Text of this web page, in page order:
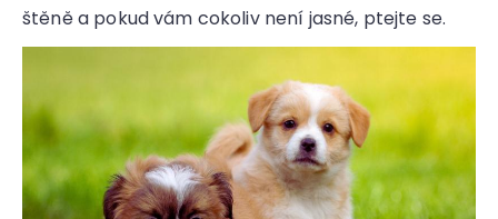
štěně a pokud vám cokoliv není jasné, ptejte se.